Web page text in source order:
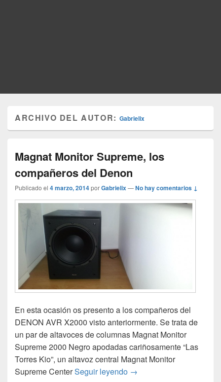
ARCHIVO DEL AUTOR:Gabrielix
Magnat Monitor Supreme, los
compañeros del Denon
Publicado el 4 marzo, 2014porGabrielix—No hay comentarios ↓
En esta ocasión os presento a los compañeros del
DENON AVR X2000 visto anteriormente. Se trata de
un par de altavoces de columnas Magnat Monitor
Supreme 2000 Negro apodadas cariñosamente “Las
Torres Kio”, un altavoz central Magnat Monitor
Supreme CenterSeguir leyendo Magnat Monitor
→